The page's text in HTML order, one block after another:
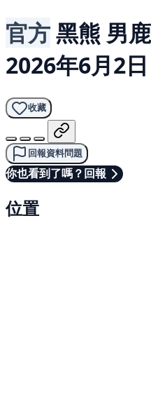
官方黑熊 男
2026年6月2
收藏
回報資料問題
你也看到了嗎？回報
位置